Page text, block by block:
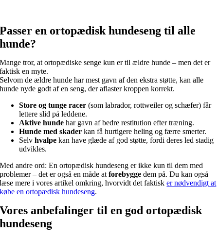
Passer en ortopædisk hundeseng til alle
hunde?
Mange tror, at ortopædiske senge kun er til ældre hunde – men det er
faktisk en myte.
Selvom de ældre hunde har mest gavn af den ekstra støtte, kan alle
hunde nyde godt af en seng, der aflaster kroppen korrekt.
Store og tunge racer (som labrador, rottweiler og schæfer) får
lettere slid på leddene.
Aktive hunde har gavn af bedre restitution efter træning.
Hunde med skader kan få hurtigere heling og færre smerter.
Selvhvalpe kan have glæde af god støtte, fordi deres led stadig
udvikles.
Med andre ord: En ortopædisk hundeseng er ikke kun til dem med
problemer – det er også en måde atforebygge dem på. Du kan også
læse mere i vores artikel omkring, hvorvidt det faktisker nødvendigt at
købe en ortopædisk hundeseng.
Vores anbefalinger til en god ortopædisk
hundeseng